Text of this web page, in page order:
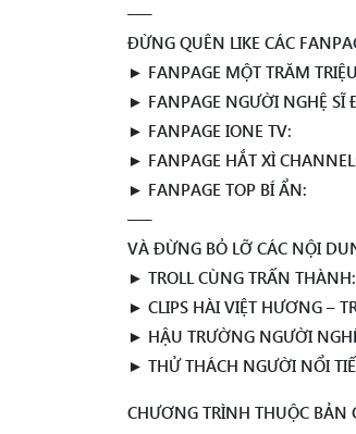
—–
ĐỪNG QUÊN LIKE CÁC
► FANPAGE MỘT TRĂM
► FANPAGE NGƯỜI NGHỆ SĨ
► FANPAGE IONE TV:
► FANPAGE HẮT XÌ
► FANPAGE TOP BÍ ẨN:
—–
VÀ ĐỪNG BỎ LỠ CÁC NỘI
► TROLL CÙNG TRẤN THÀNH:
► CLIPS HÀI VIỆT HƯƠNG –
► HẬU TRƯỜNG NGƯỜI
► THỬ THÁCH NGƯỜI NỔI
CHƯƠNG TRÌNH THUỘC BẢN